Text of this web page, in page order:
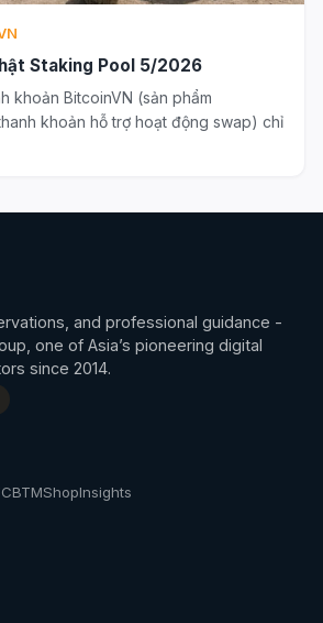
Staking Pool 5/2026
khoản BitcoinVN (sản phẩm
khoản hỗ trợ hoạt động swap) chỉ
and professional guidance -
one of Asia’s pioneering digital
since 2014.
BTMShopInsights